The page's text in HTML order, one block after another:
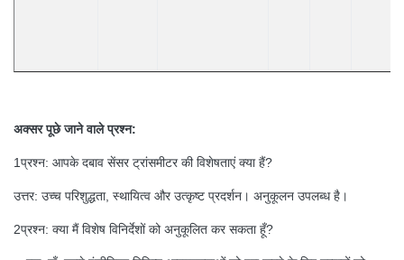
अक्सर पूछे जाने वाले प्रश्न:
1प्रश्न: आपके दबाव सेंसर ट्रांसमीटर की विशेषताएं क्या हैं?
उत्तर: उच्च परिशुद्धता, स्थायित्व और उत्कृष्ट प्रदर्शन। अनुकूलन उपलब्ध है।
2प्रश्न: क्या मैं विशेष विनिर्देशों को अनुकूलित कर सकता हूँ?